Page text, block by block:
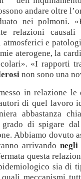
andare oltre
nei polmoni.
relazioni causali
e
aterogene, la
«I rapporti
non sono una
in relazione le
di quel lavoro
abbastanza
di spigare
Abbiamo dovuto
arrivando
questa
sia di